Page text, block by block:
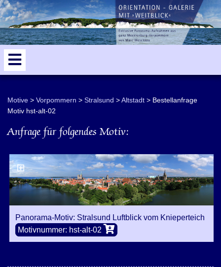
Motive Vorpommern Stralsund Altstadt
Bestellanfrage
Motiv hst-alt-02
Anfrage für folgendes Motiv:
Panorama-Motiv: Stralsund Luftblick vom Knieperteich
Motivnummer: hst-alt-02
5